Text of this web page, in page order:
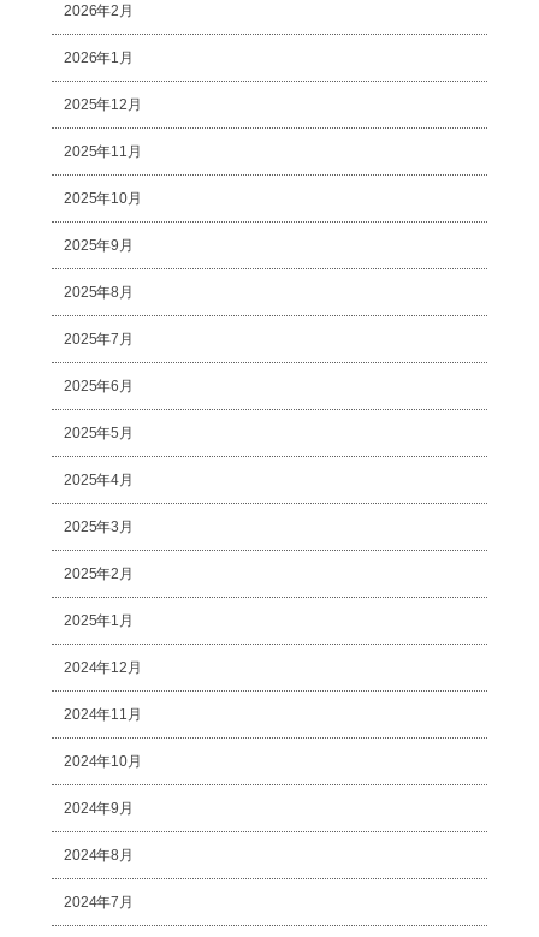
2026年2月
2026年1月
2025年12月
2025年11月
2025年10月
2025年9月
2025年8月
2025年7月
2025年6月
2025年5月
2025年4月
2025年3月
2025年2月
2025年1月
2024年12月
2024年11月
2024年10月
2024年9月
2024年8月
2024年7月